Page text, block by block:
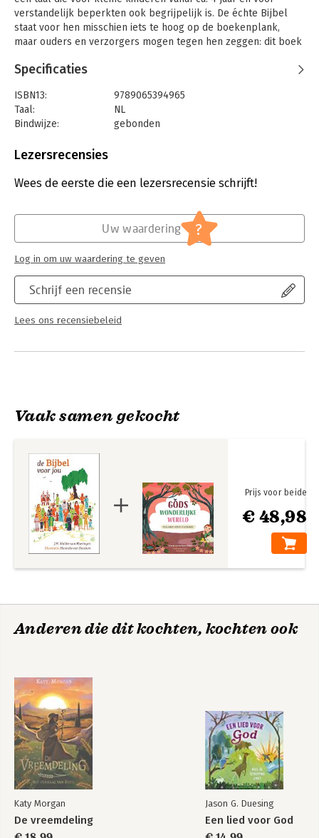
verstandelijk beperkten ook begrijpelijk is. De échte Bijbel
staat voor hen misschien iets te hoog op de boekenplank,
maar ouders en verzorgers mogen tegen hen zeggen: dit boek
In deze kinderbijbel worden in totaal 87 verhalen uit het Oude
Testament en 56 uit het Nieuwe Testament beschreven. Een
complete kinderbijbel, begrijpelijk en pakkend geschreven.
Heel geschikt voor in het basisonderwijs, bij de
Al meer dan 33.000 exemplaren verkocht!
Specificaties
ISBN13:
9789065394965
Taal:
NL
Bindwijze:
gebonden
Uitgever:
Verschijningsdatum:
11-3-2021
Lezersrecensies
Wees de eerste die een lezersrecensie schrijft!
Schrijf een recensie
Lees ons recensiebeleid
Uw waardering ?
Log in om uw waardering te geven
Vaak samen gekocht
€ 48,98
Prijs voor beide
Anderen die dit kochten, kochten ook
Katy Morgan
De vreemdeling
Jason G. Duesing
Een lied voor God